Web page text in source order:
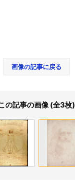
画像の記事に戻る
の記事の画像 (全3枚)